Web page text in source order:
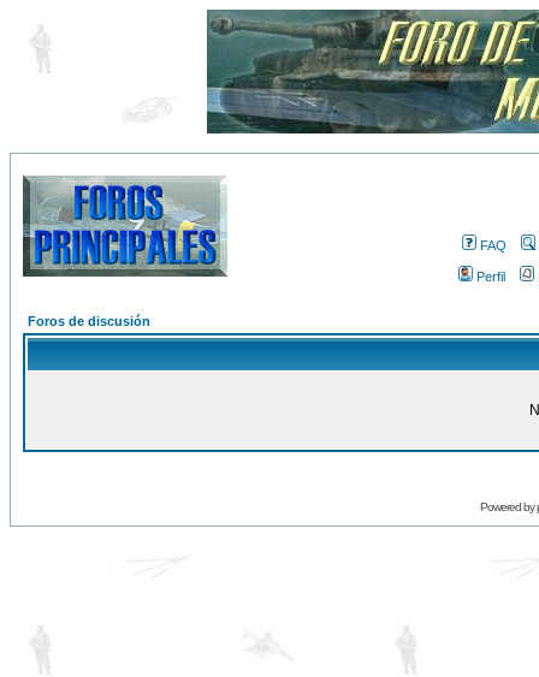
FAQ
Perfil
Foros de discusión
Powered by